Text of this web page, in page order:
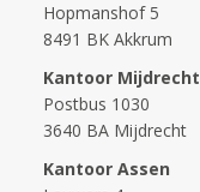
Hopmanshof 5
8491 BK Akkrum
Kantoor Mijdrecht
Postbus 1030
3640 BA Mijdrecht
Kantoor Assen